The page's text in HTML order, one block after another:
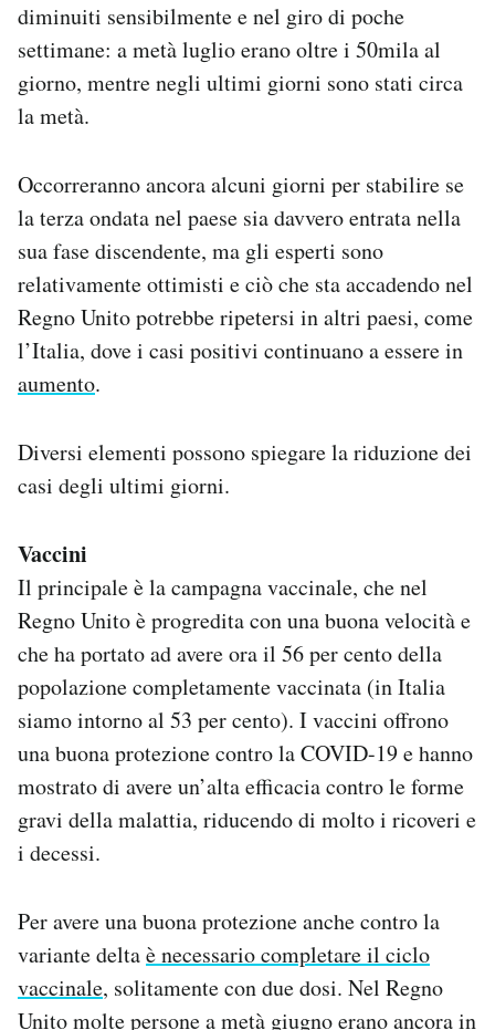
diminuiti sensibilmente e nel giro di poche
settimane: a metà luglio erano oltre i 50mila al
giorno, mentre negli ultimi giorni sono stati circa
la metà.
Occorreranno ancora alcuni giorni per stabilire se
la terza ondata nel paese sia davvero entrata nella
sua fase discendente, ma gli esperti sono
relativamente ottimisti e ciò che sta accadendo nel
Regno Unito potrebbe ripetersi in altri paesi, come
l’Italia, dove i casi positivi continuano a essere in
aumento.
Diversi elementi possono spiegare la riduzione dei
casi degli ultimi giorni.
Vaccini
Il principale è la campagna vaccinale, che nel
Regno Unito è progredita con una buona velocità e
che ha portato ad avere ora il 56 per cento della
popolazione completamente vaccinata (in Italia
siamo intorno al 53 per cento). I vaccini offrono
una buona protezione contro la COVID-19 e hanno
mostrato di avere un’alta efficacia contro le forme
gravi della malattia, riducendo di molto i ricoveri e
i decessi.
Per avere una buona protezione anche contro la
variante deltaè necessario completare il ciclo
vaccinale, solitamente con due dosi. Nel Regno
Unito molte persone a metà giugno erano ancora in